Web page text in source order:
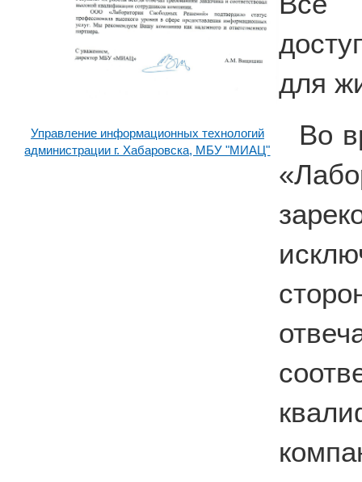
Управление информационных технологий
администрации г. Хабаровска, МБУ "МИАЦ"
для
Во